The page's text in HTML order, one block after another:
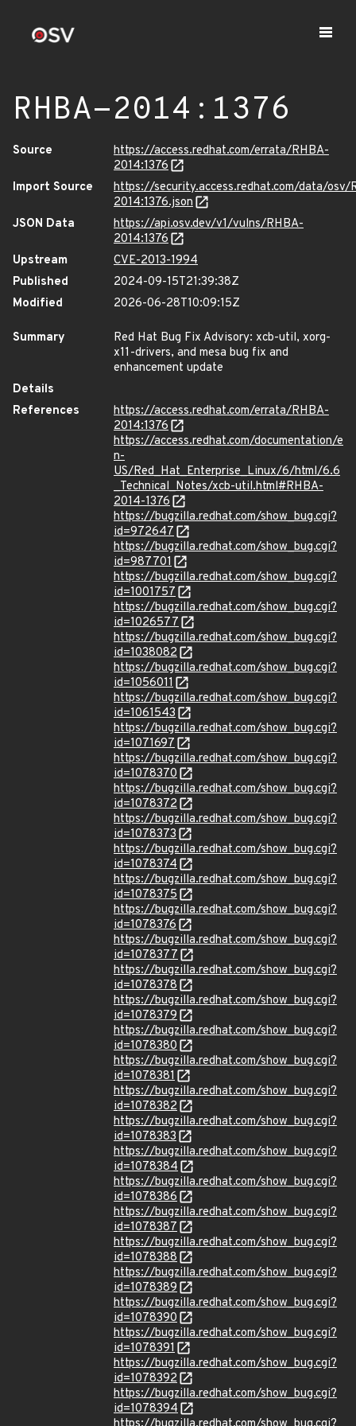
RHBA-2014:1376
Source
https://access.redhat.com/errata/RHBA-
2014:1376
Import Source
https://security.access.redhat.com/data/osv/
2014:1376.json
JSON Data
https://api.osv.dev/v1/vulns/RHBA-
2014:1376
Upstream
CVE-2013-1994
Published
2024-09-15T21:39:38Z
Modified
2026-06-28T10:09:15Z
Summary
Red Hat Bug Fix Advisory: xcb-util, xorg-
x11-drivers, and mesa bug fix and
enhancement update
Details
References
https://access.redhat.com/errata/RHBA-
2014:1376
https://access.redhat.com/documentation/e
n-
US/Red_Hat_Enterprise_Linux/6/html/6.6
_Technical_Notes/xcb-util.html#RHBA-
2014-1376
https://bugzilla.redhat.com/show_bug.cgi?
id=972647
https://bugzilla.redhat.com/show_bug.cgi?
id=987701
https://bugzilla.redhat.com/show_bug.cgi?
id=1001757
https://bugzilla.redhat.com/show_bug.cgi?
id=1026577
https://bugzilla.redhat.com/show_bug.cgi?
id=1038082
https://bugzilla.redhat.com/show_bug.cgi?
id=1056011
https://bugzilla.redhat.com/show_bug.cgi?
id=1061543
https://bugzilla.redhat.com/show_bug.cgi?
id=1071697
https://bugzilla.redhat.com/show_bug.cgi?
id=1078370
https://bugzilla.redhat.com/show_bug.cgi?
id=1078372
https://bugzilla.redhat.com/show_bug.cgi?
id=1078373
https://bugzilla.redhat.com/show_bug.cgi?
id=1078374
https://bugzilla.redhat.com/show_bug.cgi?
id=1078375
https://bugzilla.redhat.com/show_bug.cgi?
id=1078376
https://bugzilla.redhat.com/show_bug.cgi?
id=1078377
https://bugzilla.redhat.com/show_bug.cgi?
id=1078378
https://bugzilla.redhat.com/show_bug.cgi?
id=1078379
https://bugzilla.redhat.com/show_bug.cgi?
id=1078380
https://bugzilla.redhat.com/show_bug.cgi?
id=1078381
https://bugzilla.redhat.com/show_bug.cgi?
id=1078382
https://bugzilla.redhat.com/show_bug.cgi?
id=1078383
https://bugzilla.redhat.com/show_bug.cgi?
id=1078384
https://bugzilla.redhat.com/show_bug.cgi?
id=1078386
https://bugzilla.redhat.com/show_bug.cgi?
id=1078387
https://bugzilla.redhat.com/show_bug.cgi?
id=1078388
https://bugzilla.redhat.com/show_bug.cgi?
id=1078389
https://bugzilla.redhat.com/show_bug.cgi?
id=1078390
https://bugzilla.redhat.com/show_bug.cgi?
id=1078391
https://bugzilla.redhat.com/show_bug.cgi?
id=1078392
https://bugzilla.redhat.com/show_bug.cgi?
id=1078394